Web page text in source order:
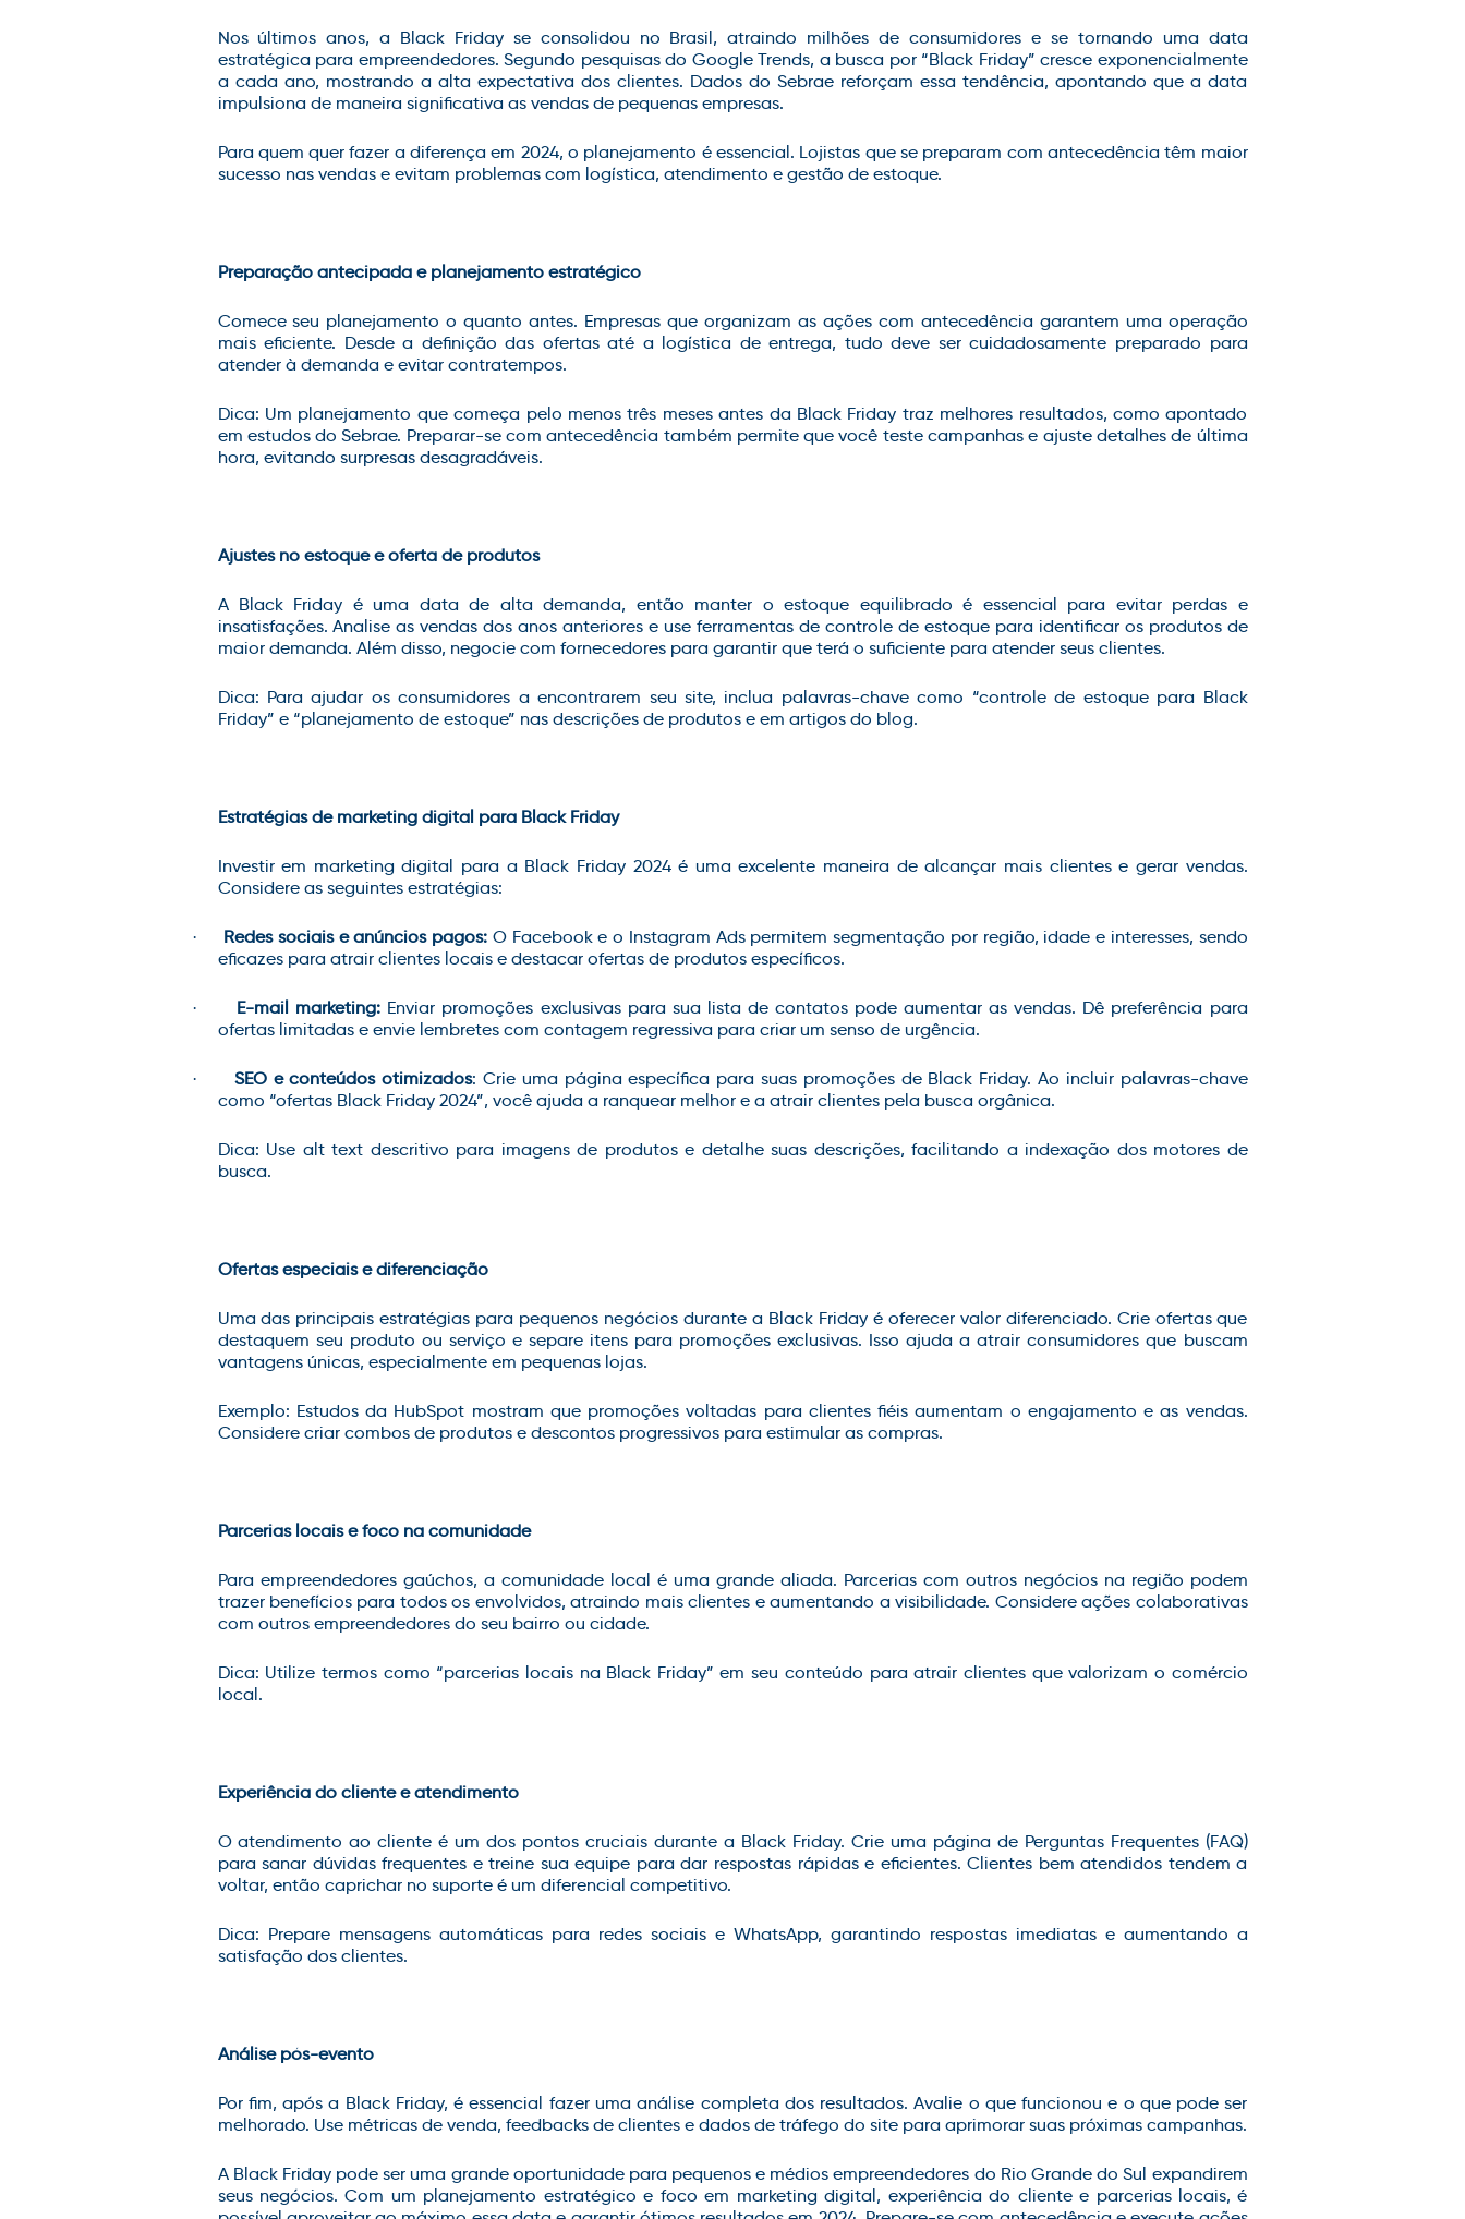
Nos últimos anos, a Black Friday se consolidou no Brasil, atraindo milhões de consumidores e se tornando uma data
estratégica para empreendedores. Segundo pesquisas do Google Trends, a busca por “Black Friday” cresce exponencialmente
a cada ano, mostrando a alta expectativa dos clientes. Dados do Sebrae reforçam essa tendência, apontando que a data
impulsiona de maneira significativa as vendas de pequenas empresas.
Para quem quer fazer a diferença em 2024, o planejamento é essencial. Lojistas que se preparam com antecedência têm maior
sucesso nas vendas e evitam problemas com logística, atendimento e gestão de estoque.
Preparação antecipada e planejamento estratégico
Comece seu planejamento o quanto antes. Empresas que organizam as ações com antecedência garantem uma operação
mais eficiente. Desde a definição das ofertas até a logística de entrega, tudo deve ser cuidadosamente preparado para
atender à demanda e evitar contratempos.
Dica: Um planejamento que começa pelo menos três meses antes da Black Friday traz melhores resultados, como apontado
em estudos do Sebrae. Preparar-se com antecedência também permite que você teste campanhas e ajuste detalhes de última
hora, evitando surpresas desagradáveis.
Ajustes no estoque e oferta de produtos
A Black Friday é uma data de alta demanda, então manter o estoque equilibrado é essencial para evitar perdas e
insatisfações. Analise as vendas dos anos anteriores e use ferramentas de controle de estoque para identificar os produtos de
maior demanda. Além disso, negocie com fornecedores para garantir que terá o suficiente para atender seus clientes.
Dica: Para ajudar os consumidores a encontrarem seu site, inclua palavras-chave como “controle de estoque para Black
Friday” e “planejamento de estoque” nas descrições de produtos e em artigos do blog.
Estratégias de marketing digital para Black Friday
Investir em marketing digital para a Black Friday 2024 é uma excelente maneira de alcançar mais clientes e gerar vendas.
Considere as seguintes estratégias:
· Redes sociais e anúncios pagos: O Facebook e o Instagram Ads permitem segmentação por região, idade e interesses, sendo
eficazes para atrair clientes locais e destacar ofertas de produtos específicos.
· E-mail marketing: Enviar promoções exclusivas para sua lista de contatos pode aumentar as vendas. Dê preferência para
ofertas limitadas e envie lembretes com contagem regressiva para criar um senso de urgência.
· SEO e conteúdos otimizados: Crie uma página específica para suas promoções de Black Friday. Ao incluir palavras-chave
como “ofertas Black Friday 2024”, você ajuda a ranquear melhor e a atrair clientes pela busca orgânica.
Dica: Use alt text descritivo para imagens de produtos e detalhe suas descrições, facilitando a indexação dos motores de
busca.
Ofertas especiais e diferenciação
Uma das principais estratégias para pequenos negócios durante a Black Friday é oferecer valor diferenciado. Crie ofertas que
destaquem seu produto ou serviço e separe itens para promoções exclusivas. Isso ajuda a atrair consumidores que buscam
vantagens únicas, especialmente em pequenas lojas.
Exemplo: Estudos da HubSpot mostram que promoções voltadas para clientes fiéis aumentam o engajamento e as vendas.
Considere criar combos de produtos e descontos progressivos para estimular as compras.
Parcerias locais e foco na comunidade
Para empreendedores gaúchos, a comunidade local é uma grande aliada. Parcerias com outros negócios na região podem
trazer benefícios para todos os envolvidos, atraindo mais clientes e aumentando a visibilidade. Considere ações colaborativas
com outros empreendedores do seu bairro ou cidade.
Dica: Utilize termos como “parcerias locais na Black Friday” em seu conteúdo para atrair clientes que valorizam o comércio
local.
Experiência do cliente e atendimento
O atendimento ao cliente é um dos pontos cruciais durante a Black Friday. Crie uma página de Perguntas Frequentes (FAQ)
para sanar dúvidas frequentes e treine sua equipe para dar respostas rápidas e eficientes. Clientes bem atendidos tendem a
voltar, então caprichar no suporte é um diferencial competitivo.
Dica: Prepare mensagens automáticas para redes sociais e WhatsApp, garantindo respostas imediatas e aumentando a
satisfação dos clientes.
Análise pós-evento
Por fim, após a Black Friday, é essencial fazer uma análise completa dos resultados. Avalie o que funcionou e o que pode ser
melhorado. Use métricas de venda, feedbacks de clientes e dados de tráfego do site para aprimorar suas próximas campanhas.
A Black Friday pode ser uma grande oportunidade para pequenos e médios empreendedores do Rio Grande do Sul expandirem
seus negócios. Com um planejamento estratégico e foco em marketing digital, experiência do cliente e parcerias locais, é